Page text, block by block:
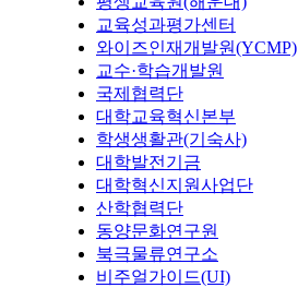
교육성과평가센터
와이즈인재개발원(YCMP)
교수·학습개발원
국제협력단
대학교육혁신본부
학생생활관(기숙사)
대학발전기금
대학혁신지원사업단
산학협력단
동양문화연구원
북극물류연구소
비주얼가이드(UI)